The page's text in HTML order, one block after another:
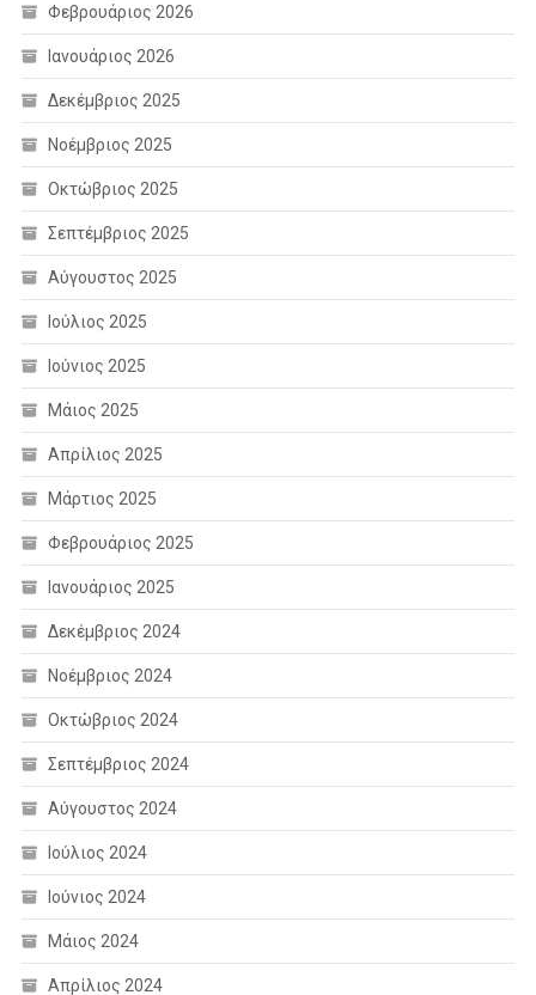
Φεβρουάριος 2026
Ιανουάριος 2026
Δεκέμβριος 2025
Νοέμβριος 2025
Οκτώβριος 2025
Σεπτέμβριος 2025
Αύγουστος 2025
Ιούλιος 2025
Ιούνιος 2025
Μάιος 2025
Απρίλιος 2025
Μάρτιος 2025
Φεβρουάριος 2025
Ιανουάριος 2025
Δεκέμβριος 2024
Νοέμβριος 2024
Οκτώβριος 2024
Σεπτέμβριος 2024
Αύγουστος 2024
Ιούλιος 2024
Ιούνιος 2024
Μάιος 2024
Απρίλιος 2024